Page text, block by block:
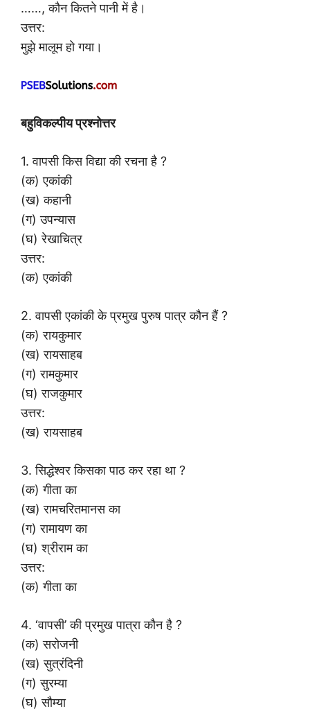
……, कौन कितने पानी में है।
उत्तर:
मुझे मालूम हो गया।
बहुविकल्पीय प्रश्नोत्तर
1. वापसी किस विद्या की रचना है ?
(क) एकांकी
(ख) कहानी
(ग) उपन्यास
(घ) रेखाचित्र
उत्तर:
(क) एकांकी
2. वापसी एकांकी के प्रमुख पुरुष पात्र कौन हैं ?
(क) रायकुमार
(ख) रायसाहब
(ग) रामकुमार
(घ) राजकुमार
उत्तर:
(ख) रायसाहब
3. सिद्धेश्वर किसका पाठ कर रहा था ?
(क) गीता का
(ख) रामचरितमानस का
(ग) रामायण का
(घ) श्रीराम का
उत्तर:
(क) गीता का
4. ‘वापसी’ की प्रमुख पात्रा कौन है ?
(क) सरोजनी
(ख) सुत्रंदिनी
(ग) सुरम्या
(घ) सौम्या